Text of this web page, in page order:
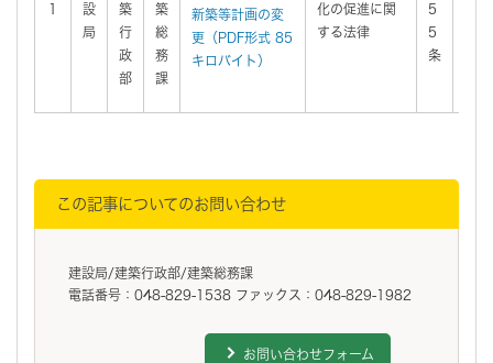
1
設
局
築
行
政
部
築
総
務
課
新築等計画の変
更（PDF形式 85
キロバイト）
化の促進に関
する法律
5
5
条
この記事についてのお問い合わせ
建設局/建築行政部/建築総務課
電話番号：048-829-1538 ファックス：048-829-1982
お問い合わせフォーム